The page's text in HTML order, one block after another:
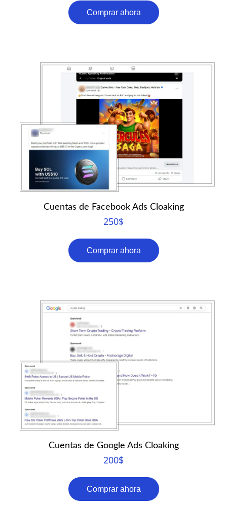
Comprar ahora
Cuentas de Facebook Ads Cloaking
250$
Comprar ahora
Cuentas de Google Ads Cloaking
200$
Comprar ahora